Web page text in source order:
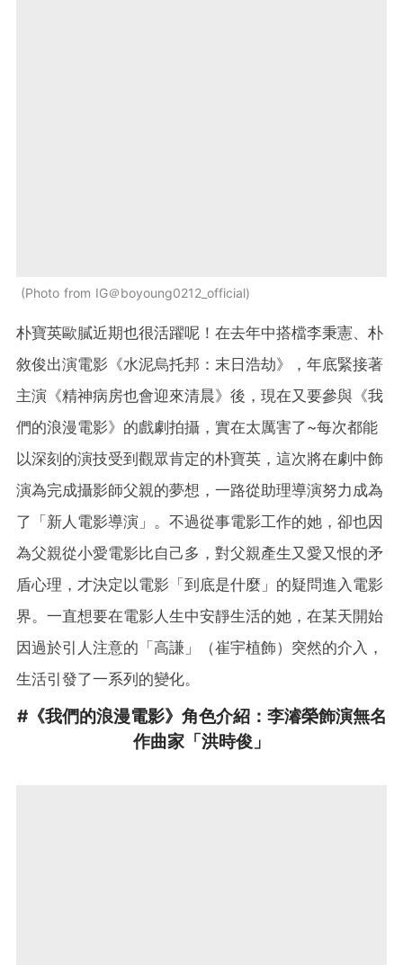
Photo from IG＠boyoung0212_official
朴寶英歐膩近期也很活躍呢！在去年中搭檔李秉憲、朴
敘俊出演電影《水泥烏托邦：末日浩劫》，年底緊接著
主演《精神病房也會迎來清晨》後，現在又要參與《我
們的浪漫電影》的戲劇拍攝，實在太厲害了~每次都能
以深刻的演技受到觀眾肯定的朴寶英，這次將在劇中飾
演為完成攝影師父親的夢想，一路從助理導演努力成為
了「新人電影導演」。不過從事電影工作的她，卻也因
為父親從小愛電影比自己多，對父親產生又愛又恨的矛
盾心理，才決定以電影「到底是什麼」的疑問進入電影
界。一直想要在電影人生中安靜生活的她，在某天開始
因過於引人注意的「高謙」（崔宇植飾）突然的介入，
生活引發了一系列的變化。
#《我們的浪漫電影》角色介紹：李濬榮飾演無名
作曲家「洪時俊」